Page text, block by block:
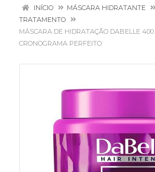
INÍCIO
MÁSCARA HIDRATANTE
TRATAMENTO
MÁSCARA DE HIDRATAÇÃO DABELLE
CRONOGRAMA PERFEITO